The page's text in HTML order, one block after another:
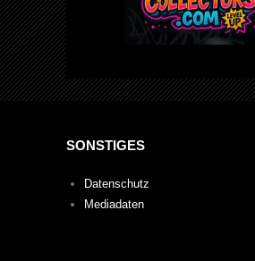
SONSTIGES
Datenschutz
Mediadaten